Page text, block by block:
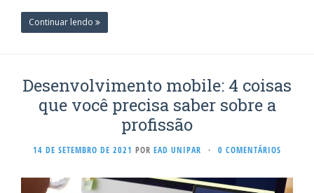
Continuar lendo
Desenvolvimento mobile: 4 coisas
que você precisa saber sobre a
profissão
14 DE SETEMBRO DE 2021 POR EAD UNIPAR · 0 COMENTÁRIOS